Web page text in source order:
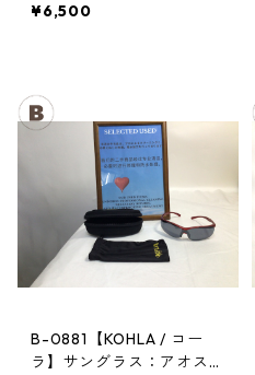
ィースL
¥6,500
B-0881【KOHLA / コー
ラ】サングラス：アオスタ